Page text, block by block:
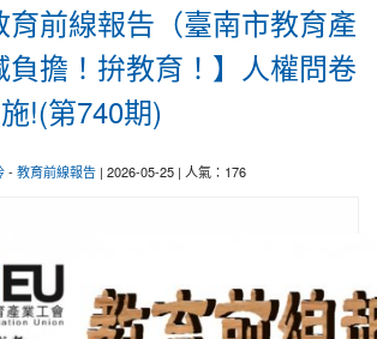
育前線報告（臺南市教育產
負擔！拚教育！】人權問卷
!(第740期)
- 教育前線報告 | 2026-05-25 | 人氣：176